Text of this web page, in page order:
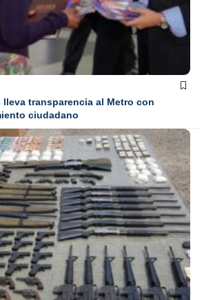
lleva transparencia al Metro con
ciudadano